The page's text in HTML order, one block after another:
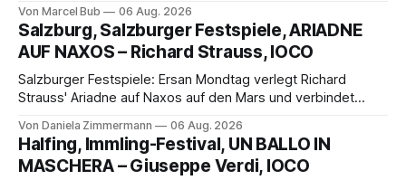
eine bildgewaltige Inszenierung, Maxime Pascal entfaltet
die komplexe Partitur eindrucksvoll, Philippe Sly berührt als
Franziskus.
Von Marcel Bub 06 Aug. 2026
Salzburg, Salzburger Festspiele, ARIADNE
AUF NAXOS – Richard Strauss, IOCO
Salzburger Festspiele: Ersan Mondtag verlegt Richard
Strauss' Ariadne auf Naxos auf den Mars und verbindet
Aufführung mit starken Solisten und den Wiener
Philharmonikern, szenisch bleibt der zweite Akt jedoch
hinter den Erwartungen zurück.
Von Daniela Zimmermann 06 Aug. 2026
Halfing, Immling-Festival, UN BALLO IN
MASCHERA – Giuseppe Verdi, IOCO